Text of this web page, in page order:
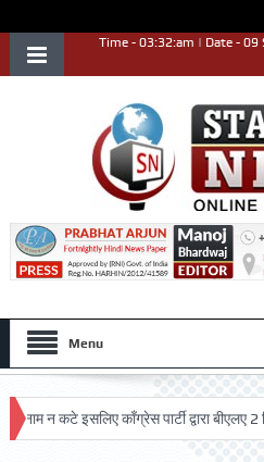
Time - 03:32:am | Date - 09
Menu
न कटे इसलिए काँग्रेस पार्टी द्वारा बीएलए 2 किए